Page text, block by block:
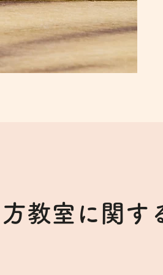
教室に関す